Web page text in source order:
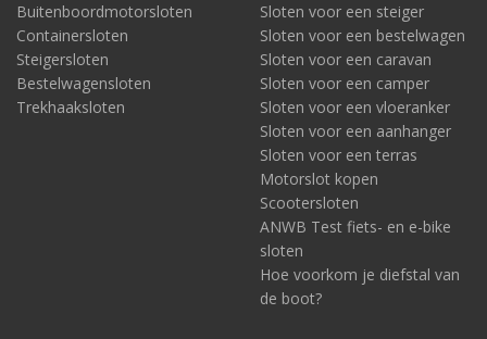
Buitenboordmotorsloten
Containersloten
Steigersloten
Bestelwagensloten
Trekhaaksloten
Sloten voor een steiger
Sloten voor een bestelwagen
Sloten voor een caravan
Sloten voor een camper
Sloten voor een vloeranker
Sloten voor een aanhanger
Sloten voor een terras
Motorslot kopen
Scootersloten
ANWB Test fiets- en e-bike
sloten
Hoe voorkom je diefstal van
de boot?